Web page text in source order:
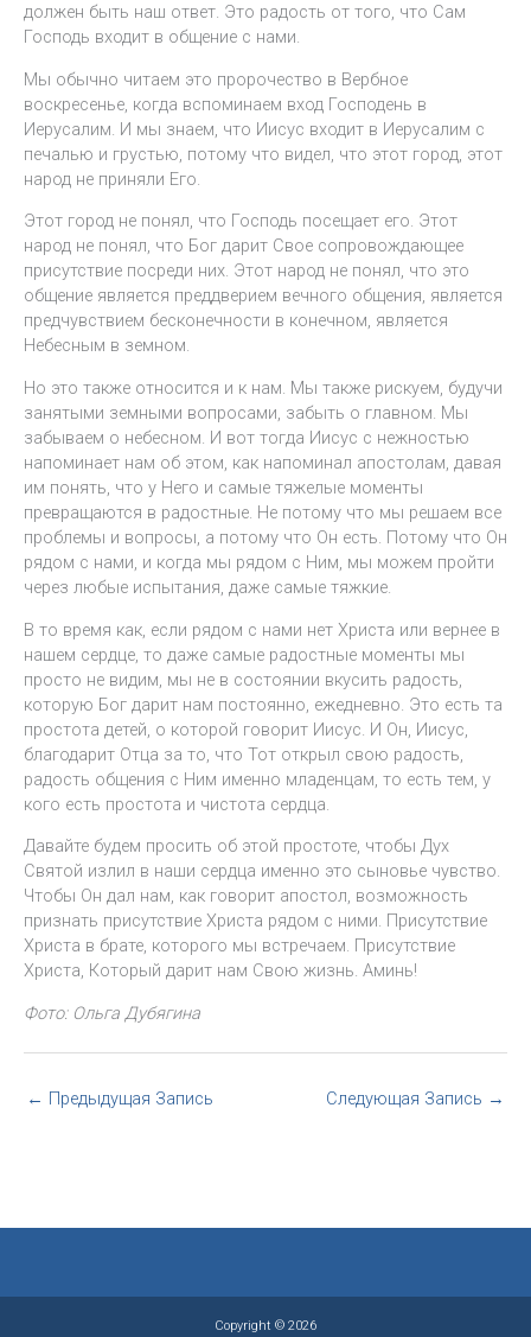
должен быть наш ответ. Это радость от того, что Сам
Господь входит в общение с нами.
Мы обычно читаем это пророчество в Вербное
воскресенье, когда вспоминаем вход Господень в
Иерусалим. И мы знаем, что Иисус входит в Иерусалим с
печалью и грустью, потому что видел, что этот город, этот
народ не приняли Его.
Этот город не понял, что Господь посещает его. Этот
народ не понял, что Бог дарит Свое сопровождающее
присутствие посреди них. Этот народ не понял, что это
общение является преддверием вечного общения, является
предчувствием бесконечности в конечном, является
Небесным в земном.
Но это также относится и к нам. Мы также рискуем, будучи
занятыми земными вопросами, забыть о главном. Мы
забываем о небесном. И вот тогда Иисус с нежностью
напоминает нам об этом, как напоминал апостолам, давая
им понять, что у Него и самые тяжелые моменты
превращаются в радостные. Не потому что мы решаем все
проблемы и вопросы, а потому что Он есть. Потому что Он
рядом с нами, и когда мы рядом с Ним, мы можем пройти
через любые испытания, даже самые тяжкие.
В то время как, если рядом с нами нет Христа или вернее в
нашем сердце, то даже самые радостные моменты мы
просто не видим, мы не в состоянии вкусить радость,
которую Бог дарит нам постоянно, ежедневно. Это есть та
простота детей, о которой говорит Иисус. И Он, Иисус,
благодарит Отца за то, что Тот открыл свою радость,
радость общения с Ним именно младенцам, то есть тем, у
кого есть простота и чистота сердца.
Давайте будем просить об этой простоте, чтобы Дух
Святой излил в наши сердца именно это сыновье чувство.
Чтобы Он дал нам, как говорит апостол, возможность
признать присутствие Христа рядом с ними. Присутствие
Христа в брате, которого мы встречаем. Присутствие
Христа, Который дарит нам Свою жизнь. Аминь!
Фото: Ольга Дубягина
← Предыдущая Запись Следующая Запись →
Copyright © 2026